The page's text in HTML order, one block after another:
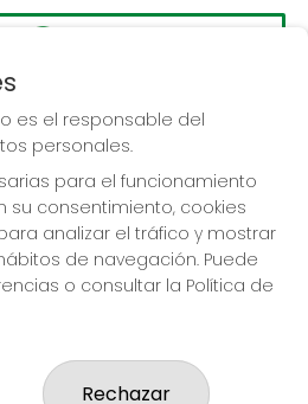
PRIMITIVA
día 10-08-2026
MILLONARIO:
LA PRIMITIVA
es el responsable del
personales.
para el funcionamiento
su consentimiento, cookies
analizar el tráfico y mostrar
de navegación. Puede
o consultar la Política de
Rechazar